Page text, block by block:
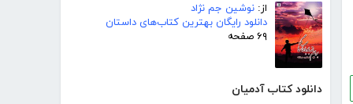
از: نوشین جم نژاد
دانلود رایگان بهترین کتاب‌های داستان
۶۹ صفحه
دانلود کتاب آدمیان